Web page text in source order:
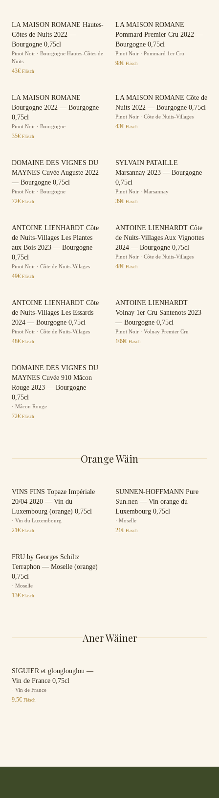
LA MAISON ROMANE Hautes-
Côtes de Nuits 2022 —
Bourgogne 0,75cl
Pinot Noir · Bourgogne Hautes-Côtes de
Nuits
43€ Fläsch
LA MAISON ROMANE
Pommard Premier Cru 2022 —
Bourgogne 0,75cl
Pinot Noir · Pommard 1er Cru
98€ Fläsch
LA MAISON ROMANE
Bourgogne 2022 — Bourgogne
0,75cl
Pinot Noir · Bourgogne
35€ Fläsch
LA MAISON ROMANE Côte de
Nuits 2022 — Bourgogne 0,75cl
Pinot Noir · Côte de Nuits-Villages
43€ Fläsch
DOMAINE DES VIGNES DU
MAYNES Cuvée Auguste 2022
— Bourgogne 0,75cl
Pinot Noir · Bourgogne
72€ Fläsch
SYLVAIN PATAILLE
Marsannay 2023 — Bourgogne
0,75cl
Pinot Noir · Marsannay
39€ Fläsch
ANTOINE LIENHARDT Côte
de Nuits-Villages Les Plantes
aux Bois 2023 — Bourgogne
0,75cl
Pinot Noir · Côte de Nuits-Villages
49€ Fläsch
ANTOINE LIENHARDT Côte
de Nuits-Villages Aux Vignottes
2024 — Bourgogne 0,75cl
Pinot Noir · Côte de Nuits-Villages
48€ Fläsch
ANTOINE LIENHARDT Côte
de Nuits-Villages Les Essards
2024 — Bourgogne 0,75cl
Pinot Noir · Côte de Nuits-Villages
48€ Fläsch
ANTOINE LIENHARDT
Volnay 1er Cru Santenots 2023
— Bourgogne 0,75cl
Pinot Noir · Volnay Premier Cru
109€ Fläsch
DOMAINE DES VIGNES DU
MAYNES Cuvée 910 Mâcon
Rouge 2023 — Bourgogne
0,75cl
· Mâcon Rouge
72€ Fläsch
Orange Wäin
VINS FINS Topaze Impériale
20/04 2020 — Vin du
Luxembourg (orange) 0,75cl
· Vin du Luxembourg
21€ Fläsch
SUNNEN-HOFFMANN Pure
Sun.nen — Vin orange du
Luxembourg 0,75cl
· Moselle
21€ Fläsch
FRU by Georges Schiltz
Terraphon — Moselle (orange)
0,75cl
· Moselle
13€ Fläsch
Aner Wäiner
SIGUIER et glouglouglou —
Vin de France 0,75cl
· Vin de France
9.5€ Fläsch